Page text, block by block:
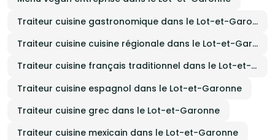
Traiteur cuisine gastronomique dans le Lot-et-Garonne
Traiteur cuisine cuisine régionale dans le Lot-et-Garonne
Traiteur cuisine français traditionnel dans le Lot-et-Garonne
Traiteur cuisine espagnol dans le Lot-et-Garonne
Traiteur cuisine grec dans le Lot-et-Garonne
Traiteur cuisine mexicain dans le Lot-et-Garonne